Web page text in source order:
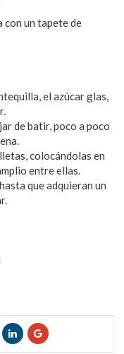
con un tapete de
el azúcar glas,
de batir, poco a poco
colocándolas en
entre ellas.
que adquieran un